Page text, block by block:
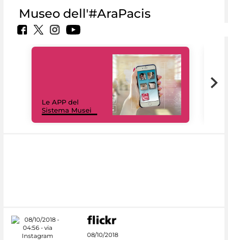
Museo dell'#AraPacis
Le APP del
Sistema Musei
08/10/2018